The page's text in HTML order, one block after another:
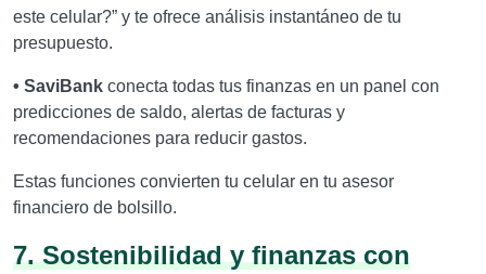
este celular?” y te ofrece análisis instantáneo de tu
presupuesto.
• SaviBank conecta todas tus finanzas en un panel con
predicciones de saldo, alertas de facturas y
recomendaciones para reducir gastos.
Estas funciones convierten tu celular en tu asesor
financiero de bolsillo.
7. Sostenibilidad y finanzas con